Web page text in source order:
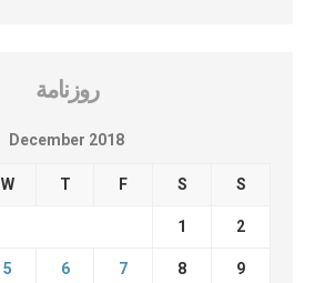
روزنامة
December 2018
W T F S S
1 2
5 6 7 8 9